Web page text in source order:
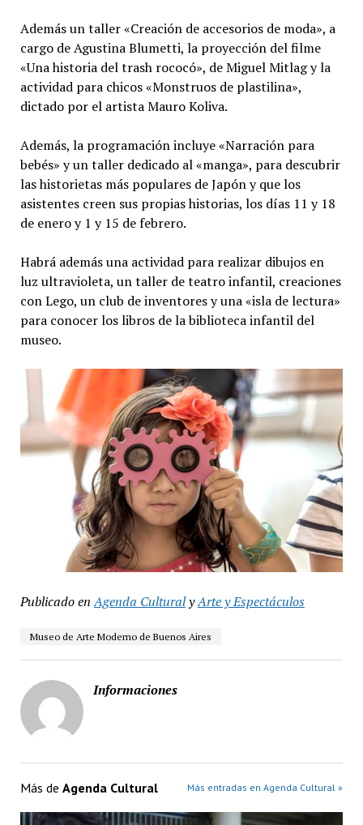
Además un taller «Creación de accesorios de moda», a
cargo de Agustina Blumetti, la proyección del filme
«Una historia del trash rococó», de Miguel Mitlag y la
actividad para chicos «Monstruos de plastilina»,
dictado por el artista Mauro Koliva.
Además, la programación incluye «Narración para
bebés» y un taller dedicado al «manga», para descubrir
las historietas más populares de Japón y que los
asistentes creen sus propias historias, los días 11 y 18
de enero y 1 y 15 de febrero.
Habrá además una actividad para realizar dibujos en
luz ultravioleta, un taller de teatro infantil, creaciones
con Lego, un club de inventores y una «isla de lectura»
para conocer los libros de la biblioteca infantil del
museo.
Publicado en Agenda CulturalyArte y Espectáculos
Museo de Arte Moderno de Buenos Aires
Informaciones
Más de Agenda Cultural Más entradas en Agenda Cultural »